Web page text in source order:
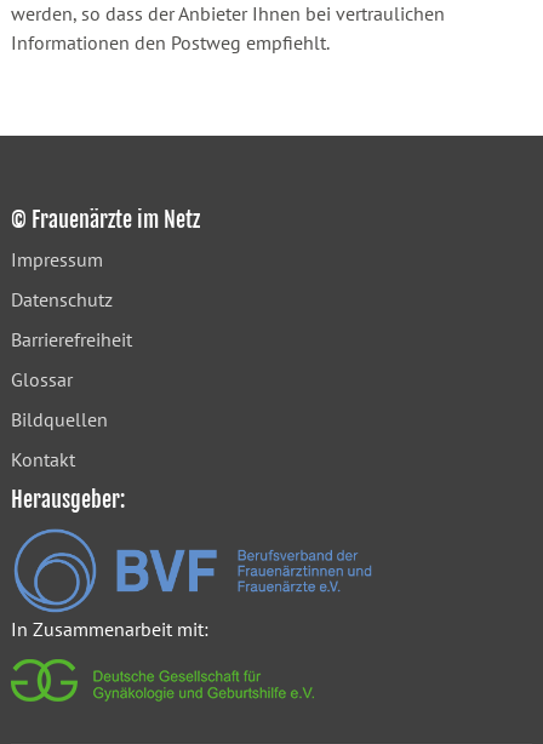
werden, so dass der Anbieter Ihnen bei vertraulichen
Informationen den Postweg empfiehlt.
© Frauenärzte im Netz
Impressum
Datenschutz
Barrierefreiheit
Glossar
Bildquellen
Kontakt
Herausgeber:
In Zusammenarbeit mit: